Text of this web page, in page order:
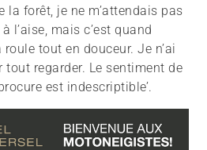
la forêt, je ne m’attendais pas
l’aise, mais c’est quand
tout en douceur. Je n’ai
tout regarder. Le sentiment de
est indescriptible’.